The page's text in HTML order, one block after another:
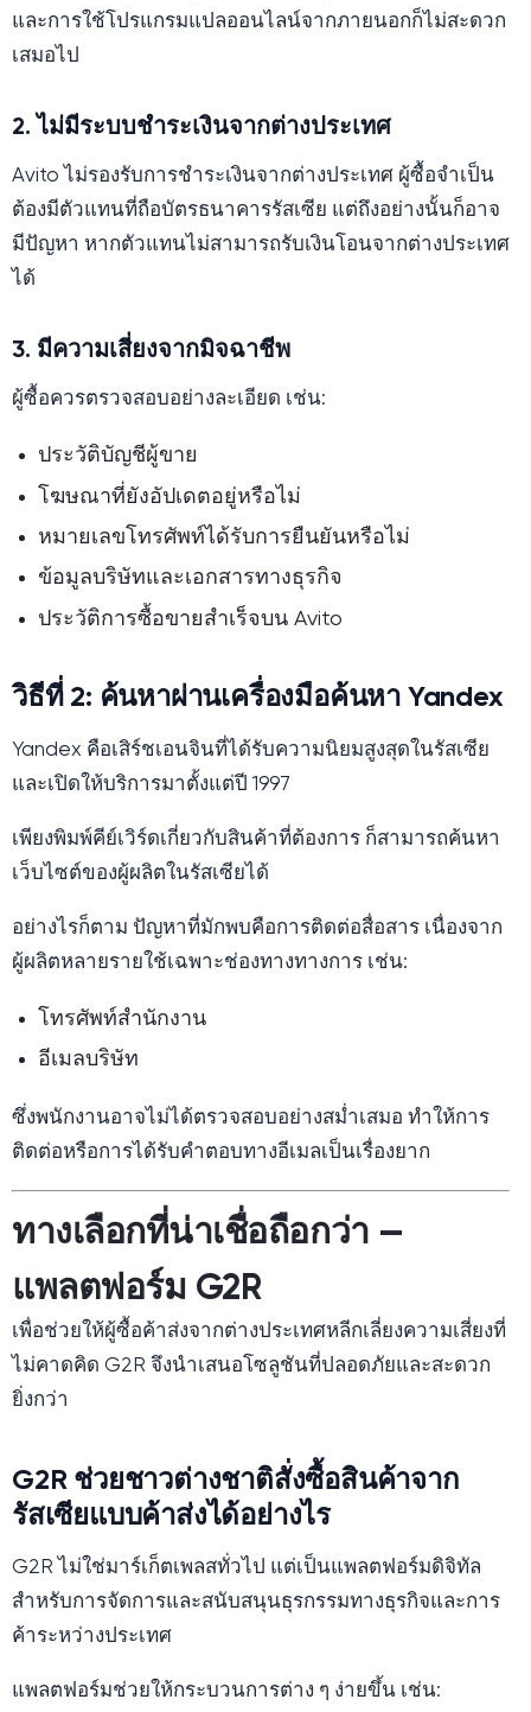
และการใช้โปรแกรมแปลออนไลน์จากภายนอกก็ไม่สะดวก
เสมอไป
2. ไม่มีระบบชำระเงินจากต่างประเทศ
Avito ไม่รองรับการชำระเงินจากต่างประเทศ ผู้ซื้อจำเป็น
ต้องมีตัวแทนที่ถือบัตรธนาคารรัสเซีย แต่ถึงอย่างนั้นก็อาจ
มีปัญหา หากตัวแทนไม่สามารถรับเงินโอนจากต่างประเทศ
ได้
3. มีความเสี่ยงจากมิจฉาชีพ
ผู้ซื้อควรตรวจสอบอย่างละเอียด เช่น:
ประวัติบัญชีผู้ขาย
โฆษณาที่ยังอัปเดตอยู่หรือไม่
หมายเลขโทรศัพท์ได้รับการยืนยันหรือไม่
ข้อมูลบริษัทและเอกสารทางธุรกิจ
ประวัติการซื้อขายสำเร็จบน Avito
วิธีที่ 2: ค้นหาผ่านเครื่องมือค้นหา Yandex
Yandex คือเสิร์ชเอนจินที่ได้รับความนิยมสูงสุดในรัสเซีย
และเปิดให้บริการมาตั้งแต่ปี 1997
เพียงพิมพ์คีย์เวิร์ดเกี่ยวกับสินค้าที่ต้องการ ก็สามารถค้นหา
เว็บไซต์ของผู้ผลิตในรัสเซียได้
อย่างไรก็ตาม ปัญหาที่มักพบคือการติดต่อสื่อสาร เนื่องจาก
ผู้ผลิตหลายรายใช้เฉพาะช่องทางทางการ เช่น:
โทรศัพท์สำนักงาน
อีเมลบริษัท
ซึ่งพนักงานอาจไม่ได้ตรวจสอบอย่างสม่ำเสมอ ทำให้การ
ติดต่อหรือการได้รับคำตอบทางอีเมลเป็นเรื่องยาก
ทางเลือกที่น่าเชื่อถือกว่า —
แพลตฟอร์ม G2R
เพื่อช่วยให้ผู้ซื้อค้าส่งจากต่างประเทศหลีกเลี่ยงความเสี่ยงที่
ไม่คาดคิด G2R จึงนำเสนอโซลูชันที่ปลอดภัยและสะดวก
ยิ่งกว่า
G2R ช่วยชาวต่างชาติสั่งซื้อสินค้าจาก
รัสเซียแบบค้าส่งได้อย่างไร
G2R ไม่ใช่มาร์เก็ตเพลสทั่วไป แต่เป็นแพลตฟอร์มดิจิทัล
สำหรับการจัดการและสนับสนุนธุรกรรมทางธุรกิจและการ
ค้าระหว่างประเทศ
แพลตฟอร์มช่วยให้กระบวนการต่าง ๆ ง่ายขึ้น เช่น: